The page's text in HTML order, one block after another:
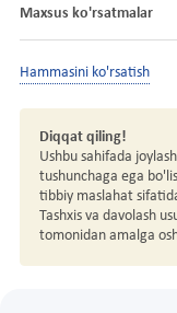
Maxsus ko'rsatmalar
Hammasini ko'rsatish
Diqqat qiling!
Ushbu sahifada
tushunchaga ega
tibbiy maslahat
Tashxis va davolash
tomonidan amalga